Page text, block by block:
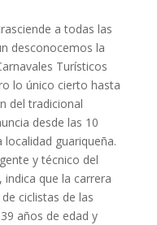
a todas las
desconocemos la
Turísticos
lo único cierto hasta
del tradicional
desde las 10
localidad guariqueña.
y técnico del
que la carrera
ciclistas de las
años de edad y